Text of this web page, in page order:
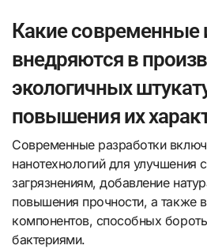
Какие современные
внедряются в
экологичных
повышения их
Современные разработки
нанотехнологий для улучшения
загрязнениям, добавление
повышения прочности, а также
компонентов, способных
бактериями.